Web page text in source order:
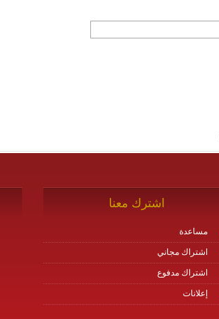
اشترك معنا
مساعدة
اشتراك مجاني
اشتراك مدفوع
إعلانات